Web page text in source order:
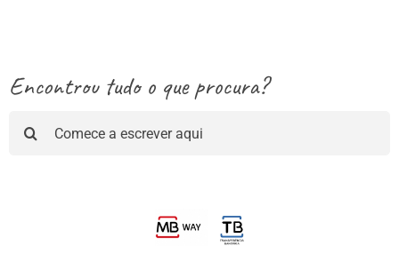
Encontrou tudo o que procura?